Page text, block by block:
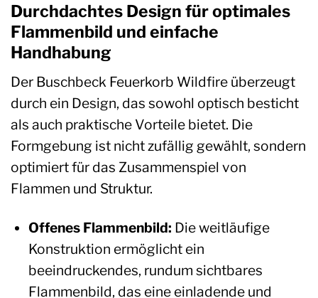
Durchdachtes Design für optimales
Flammenbild und einfache
Handhabung
Der Buschbeck Feuerkorb Wildfire überzeugt
durch ein Design, das sowohl optisch besticht
als auch praktische Vorteile bietet. Die
Formgebung ist nicht zufällig gewählt, sondern
optimiert für das Zusammenspiel von
Flammen und Struktur.
Offenes Flammenbild: Die weitläufige
Konstruktion ermöglicht ein
beeindruckendes, rundum sichtbares
Flammenbild, das eine einladende und